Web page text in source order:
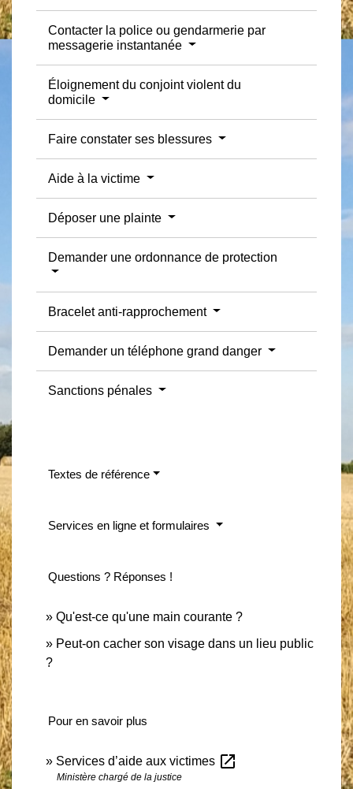
Contacter la police ou gendarmerie par
messagerie instantanée
Éloignement du conjoint violent du
domicile
Faire constater ses blessures
Aide à la victime
Déposer une plainte
Demander une ordonnance de protection
Bracelet anti-rapprochement
Demander un téléphone grand danger
Sanctions pénales
Textes de référence
Services en ligne et formulaires
Questions ? Réponses !
Qu'est-ce qu'une main courante ?
Peut-on cacher son visage dans un lieu public
?
Pour en savoir plus
Services d’aide aux victimes open_in_new
Ministère chargé de la justice